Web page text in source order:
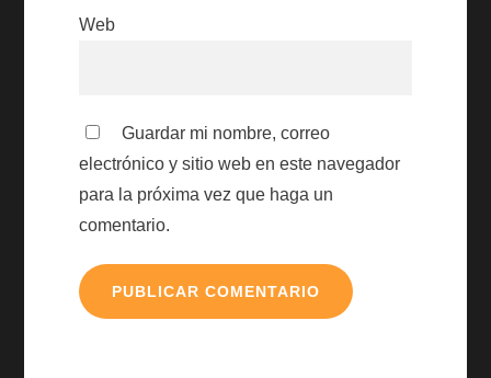
Web
Guardar mi nombre, correo
electrónico y sitio web en este navegador
para la próxima vez que haga un
comentario.